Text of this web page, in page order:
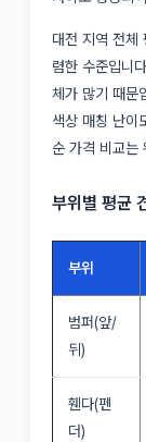
대전 지역 전체
렴한 수준입니
체가 많기 때문
색상 매칭 난이
순 가격 비교는
부위별 평균
부위
범퍼(앞/
뒤)
휀다(펜
더)